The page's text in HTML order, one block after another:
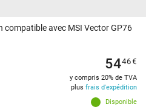
compatible avec MSI Vector GP76
Disponible
5446€
y compris 20% de TVA
plus frais d'expédition